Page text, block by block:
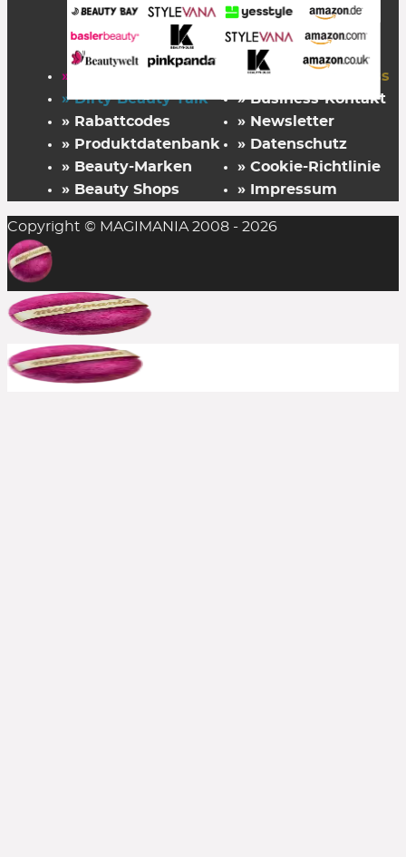
» Startseite
» Dirty Beauty Talk
» Rabattcodes
» Produktdatenbank
» Beauty-Marken
» Beauty Shops
» FAZ Kaufkompass
» Business-Kontakt
» Newsletter
» Datenschutz
» Cookie-Richtlinie
» Impressum
Copyright © MAGIMANIA 2008 - 2026